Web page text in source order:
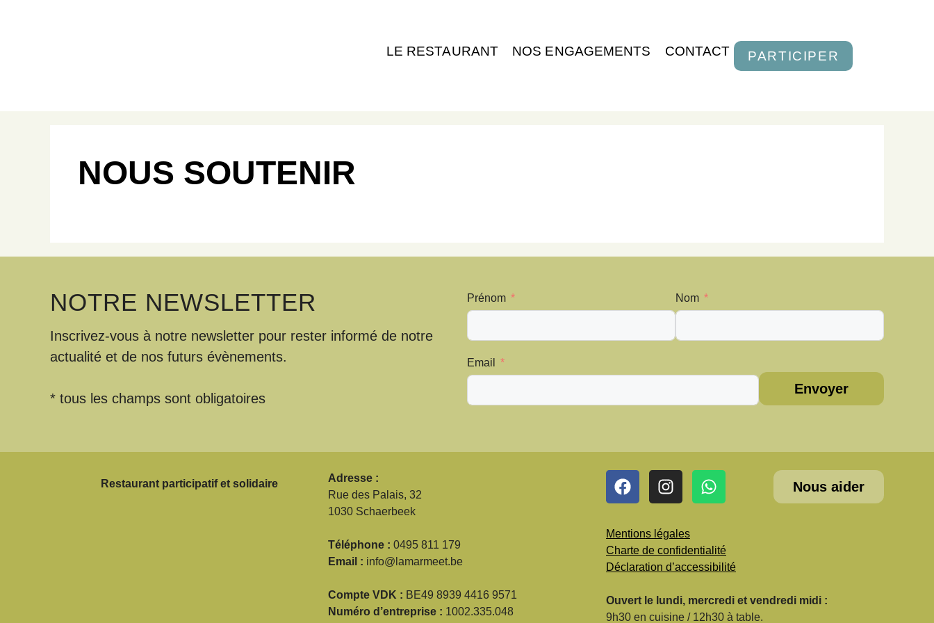
LE RESTAURANT NOS ENGAGEMENTS CONTACT PARTICIPER
NOUS SOUTENIR
NOTRE NEWSLETTER
Inscrivez-vous à notre newsletter pour rester informé de notre
actualité et de nos futurs évènements.
* tous les champs sont obligatoires
Prénom Nom
Email
Envoyer
Restaurant participatif et solidaire
Adresse :
Rue des Palais, 32
1030 Schaerbeek
Téléphone : 0495 811 179
Email : info@lamarmeet.be
Compte VDK : BE49 8939 4416 9571
Numéro d’entreprise : 1002.335.048
Nous aider
Mentions légales
Charte de confidentialité
Déclaration d’accessibilité
Ouvert le lundi, mercredi et vendredi midi :
9h30 en cuisine / 12h30 à table.